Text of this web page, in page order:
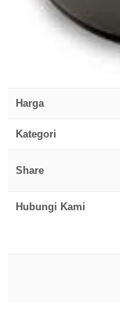
Harga
Kategori
Share
Hubungi Kami